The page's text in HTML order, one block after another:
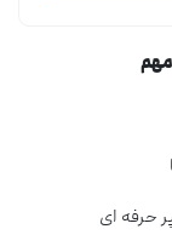
حرفه ای